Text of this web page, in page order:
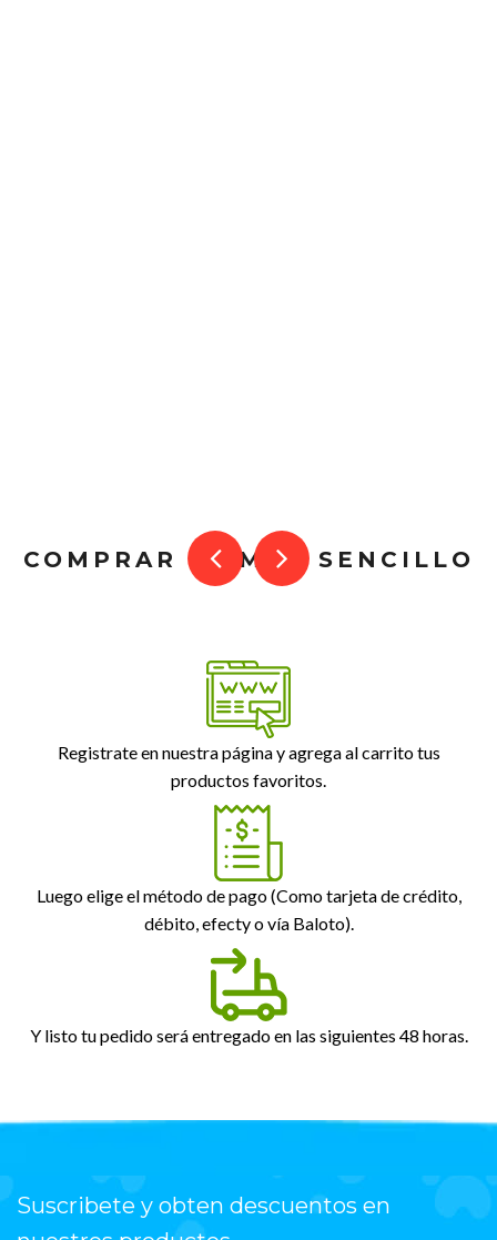
COMPRAR ES MUY SENCILLO
Registrate en nuestra página y agrega al carrito tus
productos favoritos.
Luego elige el método de pago (Como tarjeta de crédito,
débito, efecty o vía Baloto).
Y listo tu pedido será entregado en las siguientes 48 horas.
Suscribete y obten descuentos en